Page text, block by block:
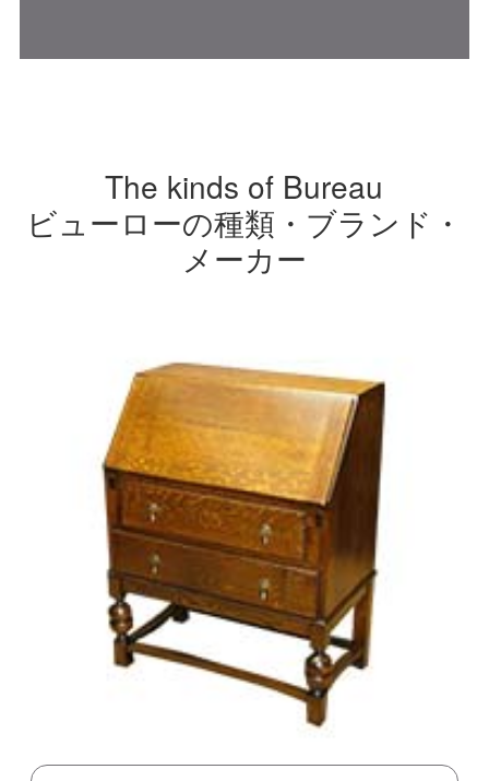
The kinds of Bureau
ビューローの種類・ブランド・
メーカー